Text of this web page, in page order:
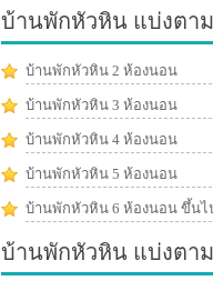
บ้านพักหัวหิน แบ่งตา
บ้านพักหัวหิน 2 ห้องนอน
บ้านพักหัวหิน 3 ห้องนอน
บ้านพักหัวหิน 4 ห้องนอน
บ้านพักหัวหิน 5 ห้องนอน
บ้านพักหัวหิน 6 ห้องนอน ขึ้นไป
บ้านพักหัวหิน แบ่งตา